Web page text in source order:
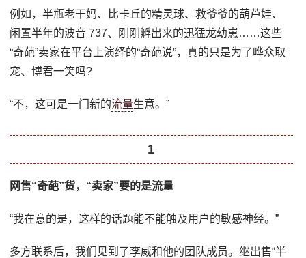
例如，半瓶老干妈、比卡丘的精灵球、救爷爷的葫芦娃、
闲置半年的波音 737、刚刚孵出来的迅猛龙幼崽……这些
“奇葩”卖家在平台上演绎的“奇葩说”，真的只是为了哗众取
宠、博君一笑吗?
“不，这可是一门新的流量生意。”
1
网售“奇葩”货，“卖家”要的是流量
“我在意的是，这样的话题能不能触及用户的敏感神经。”
多方联系后，我们见到了李威和他的团队成员。继出售“半